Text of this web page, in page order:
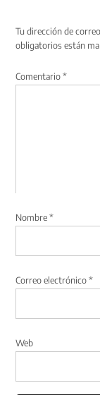
Tu dirección de
obligatorios están
Comentario*
Nombre*
Correo electrónico*
Web